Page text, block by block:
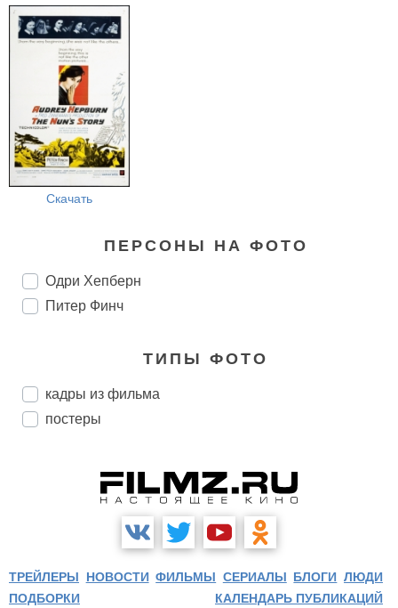
Скачать
ПЕРСОНЫ НА ФОТО
Одри Хепберн
Питер Финч
ТИПЫ ФОТО
кадры из фильма
постеры
ТРЕЙЛЕРЫ НОВОСТИ ФИЛЬМЫ СЕРИАЛЫ БЛОГИ ЛЮДИ
ПОДБОРКИ
КАЛЕНДАРЬ ПУБЛИКАЦИЙ